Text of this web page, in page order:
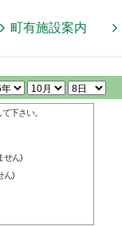
町有施設案内
下さい。
せん)
ん)